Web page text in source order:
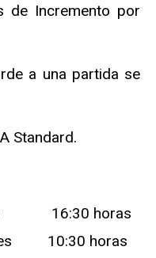
de Incremento por
a una partida se
Standard.
16:30 horas
10:30 horas